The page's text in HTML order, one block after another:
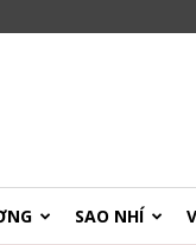
SAO NHÍ